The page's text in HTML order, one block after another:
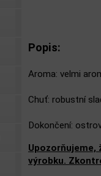
Popis:
Aroma: velmi
Chuť: robustní
Dokončení:
Upozorňujeme,
výrobku.